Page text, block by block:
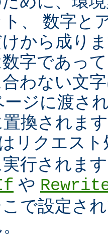
ト、 数字と
から成り
字であっ
わない文
ージに渡さ
換されま
リクエス
実行されま
や
で設定さ